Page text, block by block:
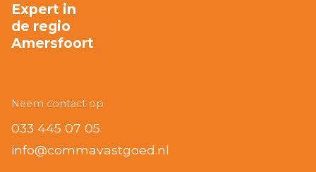
Expert in
de regio
Amersfoort
Neem contact op
033 445 07 05
info@commavastgoed.nl